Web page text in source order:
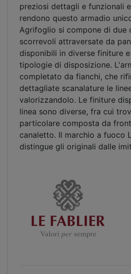
preziosi dettagli e funzionali
rendono questo armadio
Agrifoglio si compone di due
scorrevoli attraversate da
disponibili in diverse finiture
tipologie di disposizione.
completato da fianchi, che
dettagliate scanalature le
valorizzandolo. Le finiture
linea sono diverse, fra cui
particolare composta da
canaletto. Il marchio a fuoco
distingue gli originali dalle